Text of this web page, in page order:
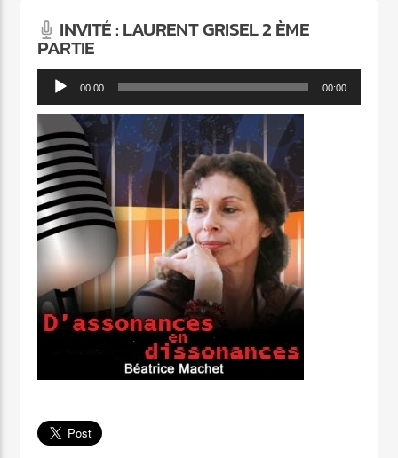
INVITÉ : LAURENT GRISEL 2 ÈME
PARTIE
Lecteur
audio
00:00 00:00